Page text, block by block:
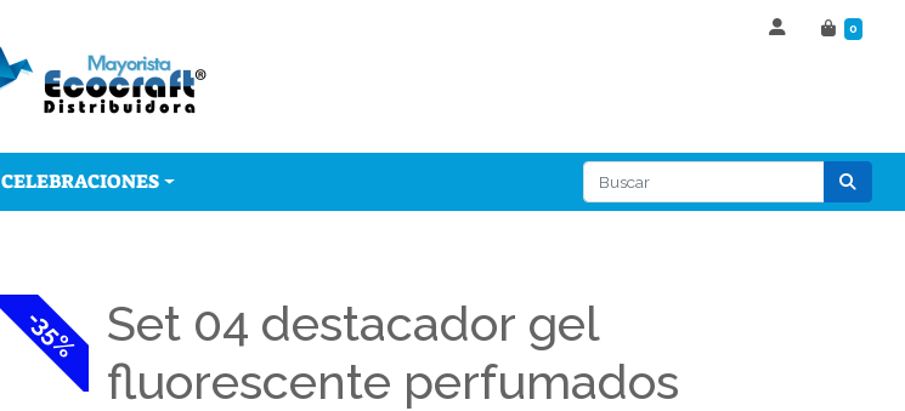
0
CELEBRACIONES
-35% Set 04 destacador gel
fluorescente perfumados